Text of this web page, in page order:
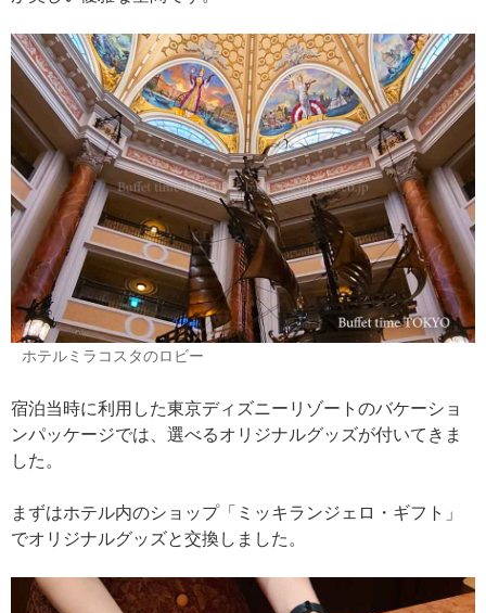
ホテルミラコスタのロビー
宿泊当時に利用した東京ディズニーリゾートのバケーショ
ンパッケージでは、選べるオリジナルグッズが付いてきま
した。
まずはホテル内のショップ「ミッキランジェロ・ギフト」
でオリジナルグッズと交換しました。